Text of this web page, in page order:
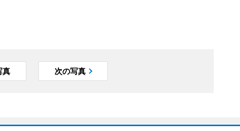
真 次の写真